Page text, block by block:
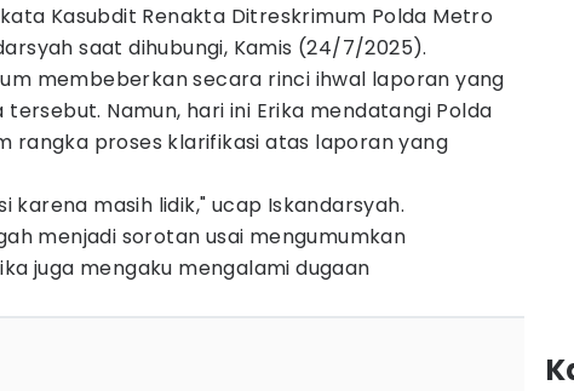
Kasubdit Renakta Ditreskrimum Polda Metro
saat dihubungi, Kamis (24/7/2025).
membeberkan secara rinci ihwal laporan yang
tersebut. Namun, hari ini Erika mendatangi Polda
rangka proses klarifikasi atas laporan yang
karena masih lidik," ucap Iskandarsyah.
menjadi sorotan usai mengumumkan
juga mengaku mengalami dugaan